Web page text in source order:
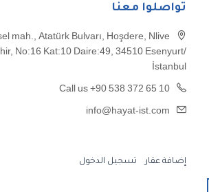
تواصلوا معنا
mah., Atatürk Bulvarı, Hoşdere, Nlive
No:16 Kat:10 Daire:49, 34510 Esenyurt/
İstanbul
Call us +90 538 372 65 10
info@hayat-ist.com
إضافة عقار تسجيل الدخول